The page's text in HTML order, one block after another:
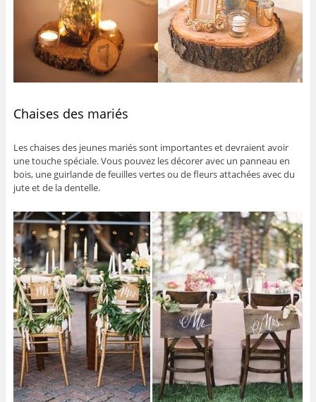
Chaises des mariés
Les chaises des jeunes mariés sont importantes et devraient avoir
une touche spéciale. Vous pouvez les décorer avec un panneau en
bois, une guirlande de feuilles vertes ou de fleurs attachées avec du
jute et de la dentelle.